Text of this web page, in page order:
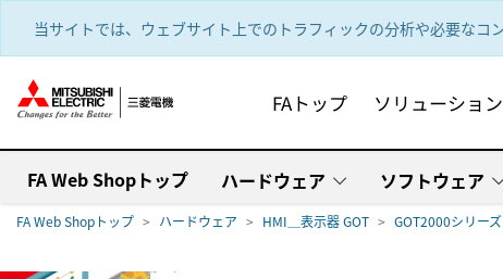
当サイトでは、ウェブサイト上でのトラフィックの分析や必要な
FAトップ ソリューション
FA Web Shopトップ ハードウェア ソフトウェア
FA Web Shopトップ ハードウェア HMI＿表示器 GOT GOT2000シリーズ